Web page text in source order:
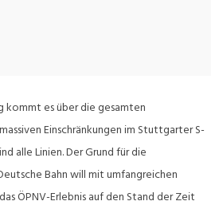
kommt es über die gesamten
Einschränkungen im Stuttgarter S-
alle Linien. Der Grund für die
Bahn will mit umfangreichen
ÖPNV-Erlebnis auf den Stand der Zeit